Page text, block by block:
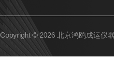
Copyright © 2026 北京鸿鸥成运仪